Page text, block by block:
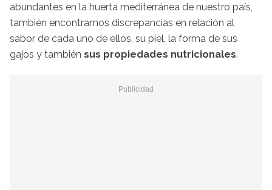
abundantes en la huerta mediterránea de nuestro país,
también encontramos discrepancias en relación al
sabor de cada uno de ellos, su piel, la forma de sus
gajos y también sus propiedades nutricionales.